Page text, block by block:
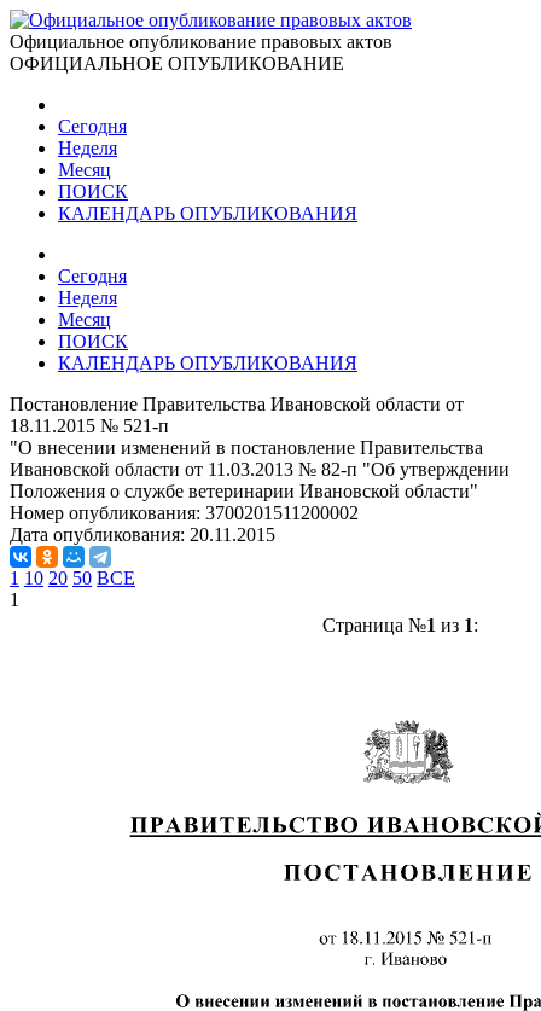
Официальное опубликование правовых актов
ОФИЦИАЛЬНОЕ ОПУБЛИКОВАНИЕ
Сегодня
Неделя
Месяц
ПОИСК
КАЛЕНДАРЬ ОПУБЛИКОВАНИЯ
Сегодня
Неделя
Месяц
ПОИСК
КАЛЕНДАРЬ ОПУБЛИКОВАНИЯ
Постановление Правительства Ивановской области от
18.11.2015 № 521-п
"О внесении изменений в постановление Правительства
Ивановской области от 11.03.2013 № 82-п "Об утверждении
Положения о службе ветеринарии Ивановской области"
Номер опубликования: 3700201511200002
Дата опубликования: 20.11.2015
1 10 20 50 ВСЕ
1
Страница №1 из 1: